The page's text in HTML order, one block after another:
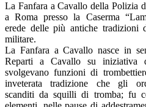
La Fanfara a Cavallo della Polizia
a Roma presso la Caserma
erede delle più antiche tradizioni
militare.
La Fanfara a Cavallo nasce in
Reparti a Cavallo su iniziativa
svolgevano funzioni di
inveterata tradizione che gli
scanditi da squilli di tromba; fu